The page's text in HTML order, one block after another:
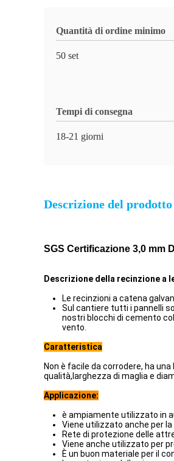
Quantità di ordine minimo
50 set
Tempi di consegna
18-21 giorni
Descrizione del prodotto
SGS Certificazione 3,0 mm
Descrizione della recinzione a
Le recinzioni a catena
Sul cantiere tutti i pannelli
nostri blocchi di cemento
vento.
Caratteristica
Non è facile da corrodere, ha
qualità,larghezza di maglia e
Applicazione:
è ampiamente utilizzato in
Viene utilizzato anche per
Rete di protezione delle
Viene anche utilizzato per
È un buon materiale per il